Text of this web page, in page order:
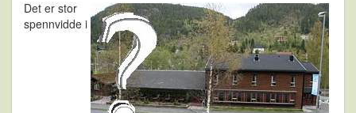
Det er stor
spennvidde i